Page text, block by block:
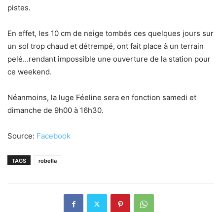
pistes.
En effet, les 10 cm de neige tombés ces quelques jours sur
un sol trop chaud et détrempé, ont fait place à un terrain
pelé…rendant impossible une ouverture de la station pour
ce weekend.
Néanmoins, la luge Féeline sera en fonction samedi et
dimanche de 9h00 à 16h30.
Source: Facebook
TAGS robella